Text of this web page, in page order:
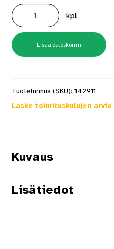
Työpukki
Hobby
3-
askelmainen
TP3H
Tikli
määrä
kpl
Lisää ostoskoriin
Tuotetunnus (SKU): 142911
Laske toimituskulujen arvio
Kuvaus
Lisätiedot